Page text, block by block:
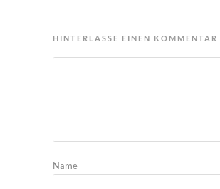
HINTERLASSE EINEN KOMMENTAR
Name